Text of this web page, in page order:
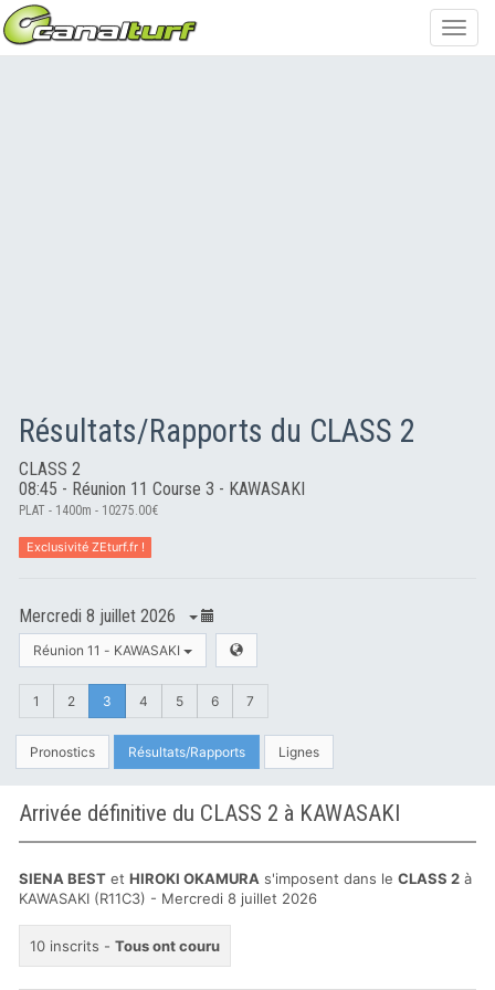
Résultats/Rapports du CLASS 2
CLASS 2
08:45 - Réunion 11 Course 3 - KAWASAKI
PLAT - 1400m - 10275.00€
Exclusivité ZEturf.fr !
Mercredi 8 juillet 2026
Réunion 11 - KAWASAKI
1 2 3 4 5 6 7
Pronostics Résultats/Rapports Lignes
Arrivée définitive du CLASS 2 à KAWASAKI
SIENA BEST et HIROKI OKAMURA s'imposent dans le CLASS 2 à
KAWASAKI (R11C3) - Mercredi 8 juillet 2026
10 inscrits - Tous ont couru